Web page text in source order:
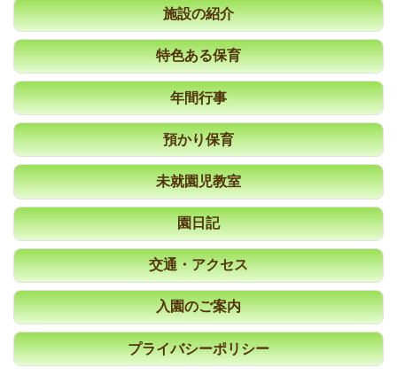
施設の紹介
特色ある保育
年間行事
預かり保育
未就園児教室
園日記
交通・アクセス
入園のご案内
プライバシーポリシー